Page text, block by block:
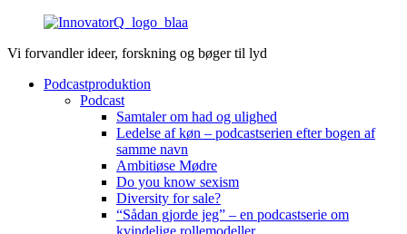
indhold
Vi forvandler ideer, forskning og bøger til lyd
Podcastproduktion
Podcast
Samtaler om had og ulighed
Ledelse af køn – podcastserien efter bogen af
samme navn
Ambitiøse Mødre
Do you know sexism
Diversity for sale?
“Sådan gjorde jeg” – en podcastserie om
kvindelige rollemodeller